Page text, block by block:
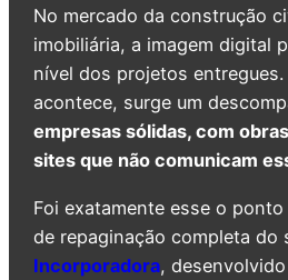
No mercado da construção
imobiliária, a imagem digital
nível dos projetos
acontece, surge um
empresas sólidas, com
sites que não comunicam
Foi exatamente esse o
de repaginação completa do
Incorporadora,